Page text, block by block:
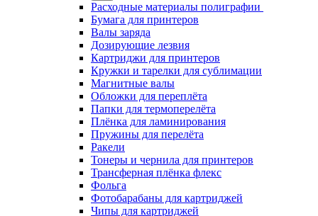
Расходные материалы полиграфии
Бумага для принтеров
Валы заряда
Дозирующие лезвия
Картриджи для принтеров
Кружки и тарелки для сублимации
Магнитные валы
Обложки для переплёта
Папки для термоперелёта
Плёнка для ламинирования
Пружины для перелёта
Ракели
Тонеры и чернила для принтеров
Трансферная плёнка флекс
Фольга
Фотобарабаны для картриджей
Чипы для картриджей